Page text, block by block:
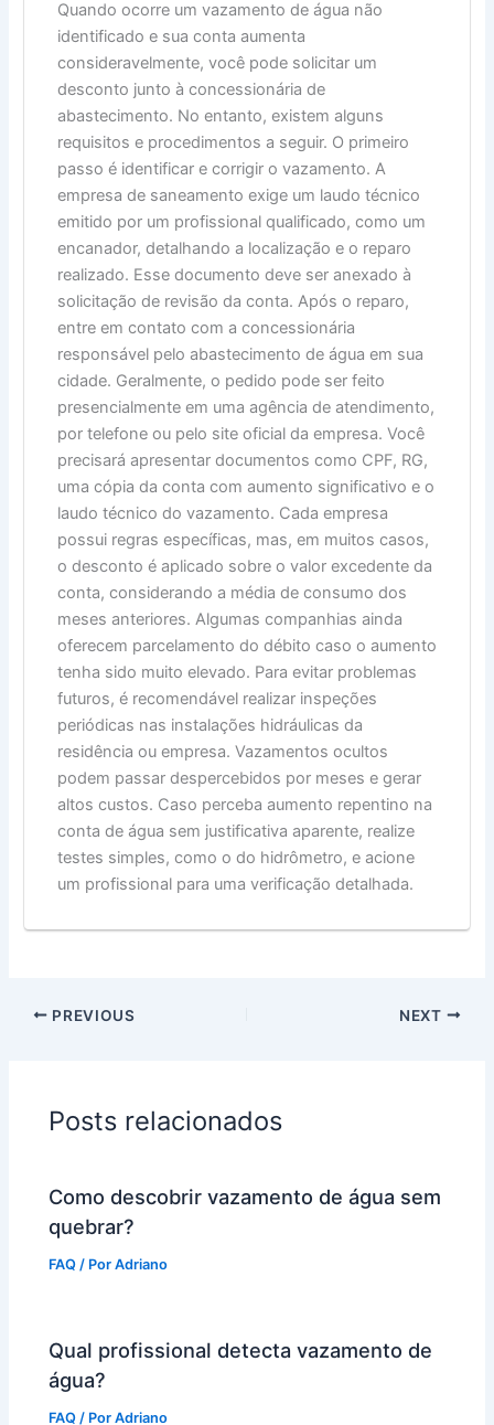
Quando ocorre um vazamento de água não
identificado e sua conta aumenta
consideravelmente, você pode solicitar um
desconto junto à concessionária de
abastecimento. No entanto, existem alguns
requisitos e procedimentos a seguir. O primeiro
passo é identificar e corrigir o vazamento. A
empresa de saneamento exige um laudo técnico
emitido por um profissional qualificado, como um
encanador, detalhando a localização e o reparo
realizado. Esse documento deve ser anexado à
solicitação de revisão da conta. Após o reparo,
entre em contato com a concessionária
responsável pelo abastecimento de água em sua
cidade. Geralmente, o pedido pode ser feito
presencialmente em uma agência de atendimento,
por telefone ou pelo site oficial da empresa. Você
precisará apresentar documentos como CPF, RG,
uma cópia da conta com aumento significativo e o
laudo técnico do vazamento. Cada empresa
possui regras específicas, mas, em muitos casos,
o desconto é aplicado sobre o valor excedente da
conta, considerando a média de consumo dos
meses anteriores. Algumas companhias ainda
oferecem parcelamento do débito caso o aumento
tenha sido muito elevado. Para evitar problemas
futuros, é recomendável realizar inspeções
periódicas nas instalações hidráulicas da
residência ou empresa. Vazamentos ocultos
podem passar despercebidos por meses e gerar
altos custos. Caso perceba aumento repentino na
conta de água sem justificativa aparente, realize
testes simples, como o do hidrômetro, e acione
um profissional para uma verificação detalhada.
PREVIOUS NEXT
Posts relacionados
Como descobrir vazamento de água sem
quebrar?
FAQ / PorAdriano
Qual profissional detecta vazamento de
água?
FAQ / PorAdriano